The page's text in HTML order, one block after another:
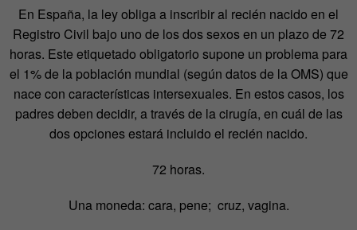
En España, la ley obliga a inscribir al recién nacido en el
Registro Civil bajo uno de los dos sexos en un plazo de 72
horas. Este etiquetado obligatorio supone un problema para
el 1% de la población mundial (según datos de la OMS) que
nace con características intersexuales. En estos casos, los
padres deben decidir, a través de la cirugía, en cuál de las
dos opciones estará incluido el recién nacido.
72 horas.
Una moneda: cara, pene; cruz, vagina.